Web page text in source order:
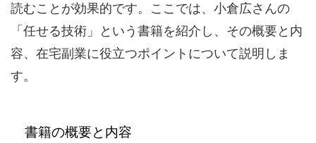
読むことが効果的です。ここでは、小倉広さんの
「任せる技術」という書籍を紹介し、その概要と内
容、在宅副業に役立つポイントについて説明しま
す。
書籍の概要と内容